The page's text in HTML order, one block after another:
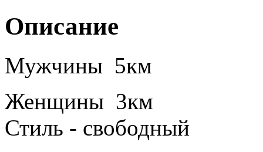
Описание
Мужчины 5км
Женщины 3км
Стиль - свободный